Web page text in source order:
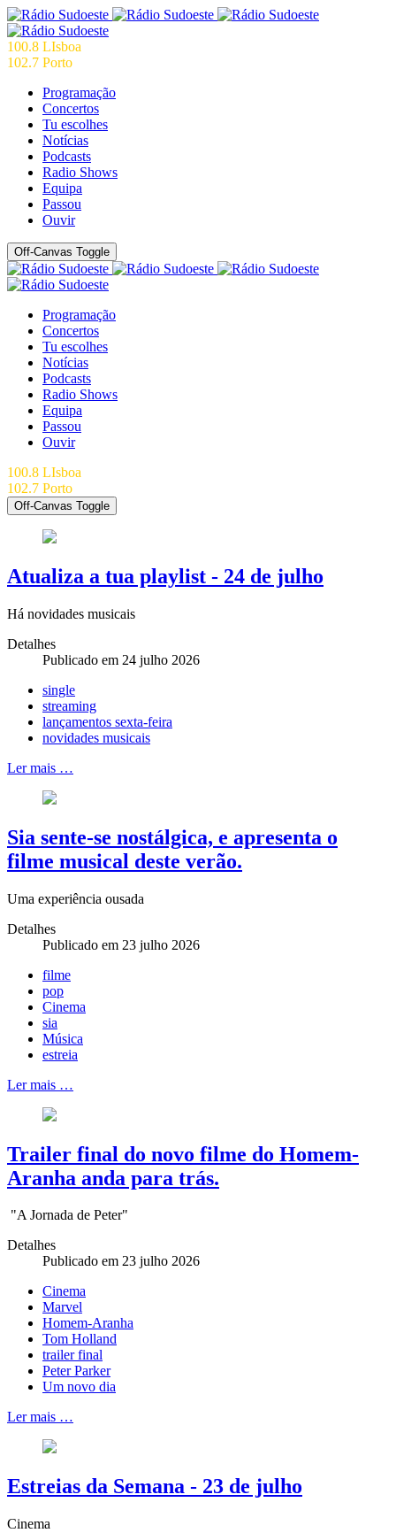
100.8 LIsboa
102.7 Porto
Programação
Concertos
Tu escolhes
Notícias
Podcasts
Radio Shows
Equipa
Passou
Ouvir
Off-Canvas Toggle
Programação
Concertos
Tu escolhes
Notícias
Podcasts
Radio Shows
Equipa
Passou
Ouvir
100.8 LIsboa
102.7 Porto
Off-Canvas Toggle
Atualiza a tua playlist - 24 de julho
Há novidades musicais
Detalhes
Publicado em 24 julho 2026
single
streaming
lançamentos sexta-feira
novidades musicais
Ler mais …
Sia sente-se nostálgica, e apresenta o
filme musical deste verão.
Uma experiência ousada
Detalhes
Publicado em 23 julho 2026
filme
pop
Cinema
sia
Música
estreia
Ler mais …
Trailer final do novo filme do Homem-
Aranha anda para trás.
"A Jornada de Peter"
Detalhes
Publicado em 23 julho 2026
Cinema
Marvel
Homem-Aranha
Tom Holland
trailer final
Peter Parker
Um novo dia
Ler mais …
Estreias da Semana - 23 de julho
Cinema